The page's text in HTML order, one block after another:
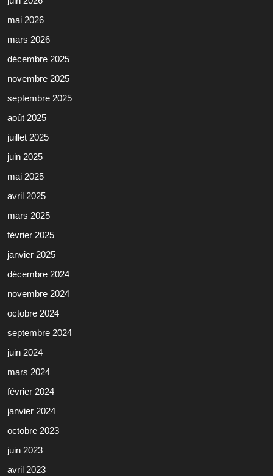
mai 2026
mars 2026
décembre 2025
novembre 2025
septembre 2025
août 2025
juillet 2025
juin 2025
mai 2025
avril 2025
mars 2025
février 2025
janvier 2025
décembre 2024
novembre 2024
octobre 2024
septembre 2024
juin 2024
mars 2024
février 2024
janvier 2024
octobre 2023
juin 2023
avril 2023